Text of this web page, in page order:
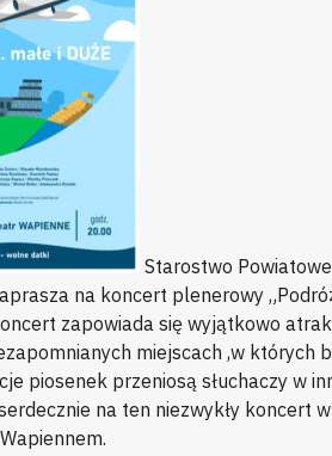
Starostwo
na koncert plenerowy
zapowiada się wyjątkowo
miejscach ,w których
piosenek przeniosą słuchaczy w
na ten niezwykły koncert